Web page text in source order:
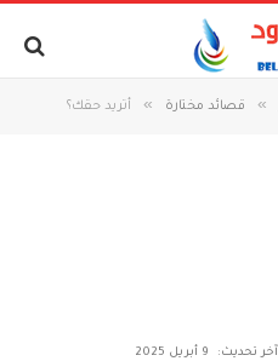
» قصائد مختارة » أتريد حقك؟
آخر تحديث: 9 أبريل 2025